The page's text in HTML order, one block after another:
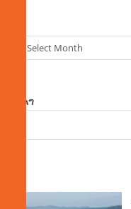
Select Month
ፈልግ